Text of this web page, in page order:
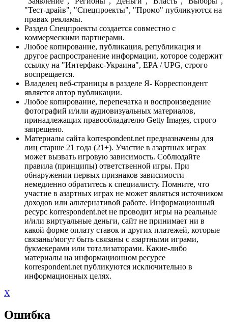
"Тест-драйв", "Спецпроекты", "Промо" публикуются на
правах рекламы.
Раздел Спецпроекты создается совместно с
коммерческими партнерами.
Любое копирование, публикация, републикация и
другое распространение информации, которое содержит
ссылку на "Интерфакс-Украина", EPA / UPG, строго
воспрещается.
Владелец веб-страницы в разделе Я- Корреспондент
является автор публикации.
Любое копирование, перепечатка и воспроизведение
фотографий и/или аудиовизуальных материалов,
принадлежащих правообладателю Getty Images, строго
запрещено.
Материалы сайта korrespondent.net предназначены для
лиц старше 21 года (21+). Участие в азартных играх
может вызвать игровую зависимость. Соблюдайте
правила (принципы) ответственной игры. При
обнаружении первых признаков зависимости
немедленно обратитесь к специалисту. Помните, что
участие в азартных играх не может являться источником
доходов или альтернативой работе. Информационный
ресурс korrespondent.net не проводит игры на реальные
и/или виртуальные деньги, сайт не принимает ни в
какой форме оплату ставок и других платежей, которые
связаны/могут быть связаны с азартными играми,
букмекерами или тотализаторами. Какие-либо
материалы на информационном ресурсе
korrespondent.net публикуются исключительно в
информационных целях.
X
Ошибка